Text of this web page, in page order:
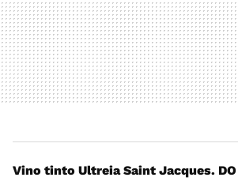
Vino tinto Ultreia Saint Jacques. DO